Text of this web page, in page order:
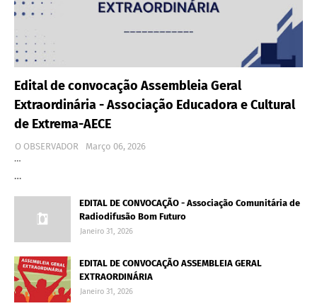
Edital de convocação Assembleia Geral
Extraordinária - Associação Educadora e Cultural
de Extrema-AECE
O OBSERVADOR
Março 06, 2026
…
…
EDITAL DE CONVOCAÇÃO - Associação Comunitária de
Radiodifusão Bom Futuro
Janeiro 31, 2026
EDITAL DE CONVOCAÇÃO ASSEMBLEIA GERAL
EXTRAORDINÁRIA
Janeiro 31, 2026